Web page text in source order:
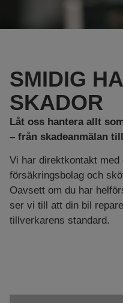
SMIDIG
SKADOR
Låt oss hantera allt
– från skadeanmälan till
Vi har direktkontakt med
försäkringsbolag och
Oavsett om du har
ser vi till att din bil
tillverkarens standard.